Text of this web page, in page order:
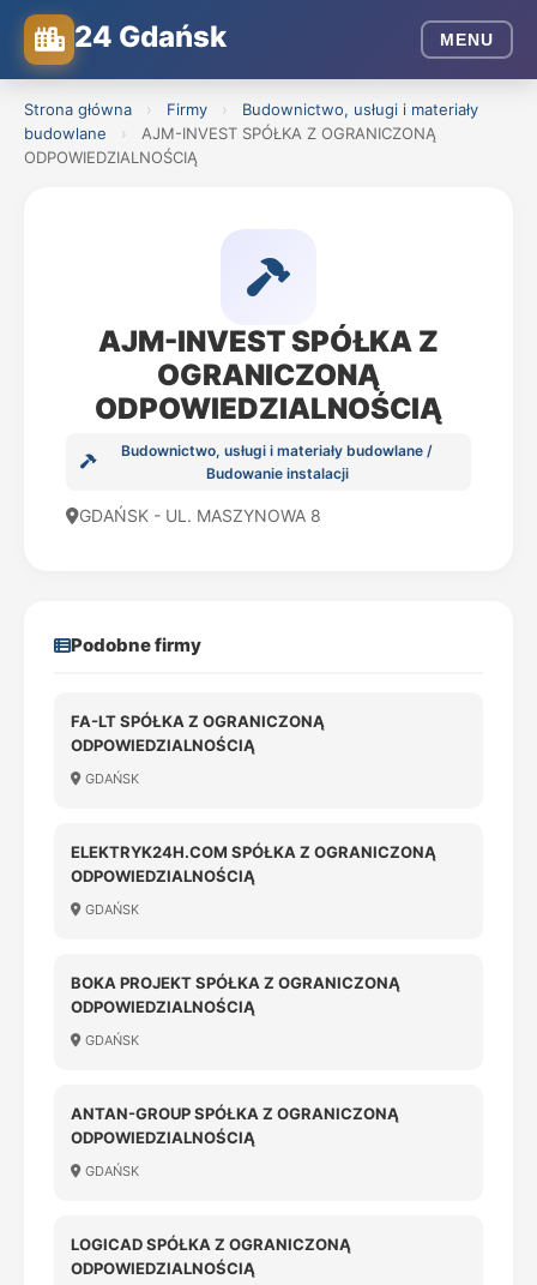
24 Gdańsk MENU
Strona główna › Firmy ›
Budownictwo, usługi i materiały
budowlane
›
AJM-INVEST SPÓŁKA Z OGRANICZONĄ
ODPOWIEDZIALNOŚCIĄ
AJM-INVEST SPÓŁKA Z
OGRANICZONĄ
ODPOWIEDZIALNOŚCIĄ
Budownictwo, usługi i materiały budowlane /
Budowanie instalacji
GDAŃSK - UL. MASZYNOWA 8
Podobne firmy
FA-LT SPÓŁKA Z OGRANICZONĄ
ODPOWIEDZIALNOŚCIĄ
GDAŃSK
ELEKTRYK24H.COM SPÓŁKA Z OGRANICZONĄ
ODPOWIEDZIALNOŚCIĄ
GDAŃSK
BOKA PROJEKT SPÓŁKA Z OGRANICZONĄ
ODPOWIEDZIALNOŚCIĄ
GDAŃSK
ANTAN-GROUP SPÓŁKA Z OGRANICZONĄ
ODPOWIEDZIALNOŚCIĄ
GDAŃSK
LOGICAD SPÓŁKA Z OGRANICZONĄ
ODPOWIEDZIALNOŚCIĄ